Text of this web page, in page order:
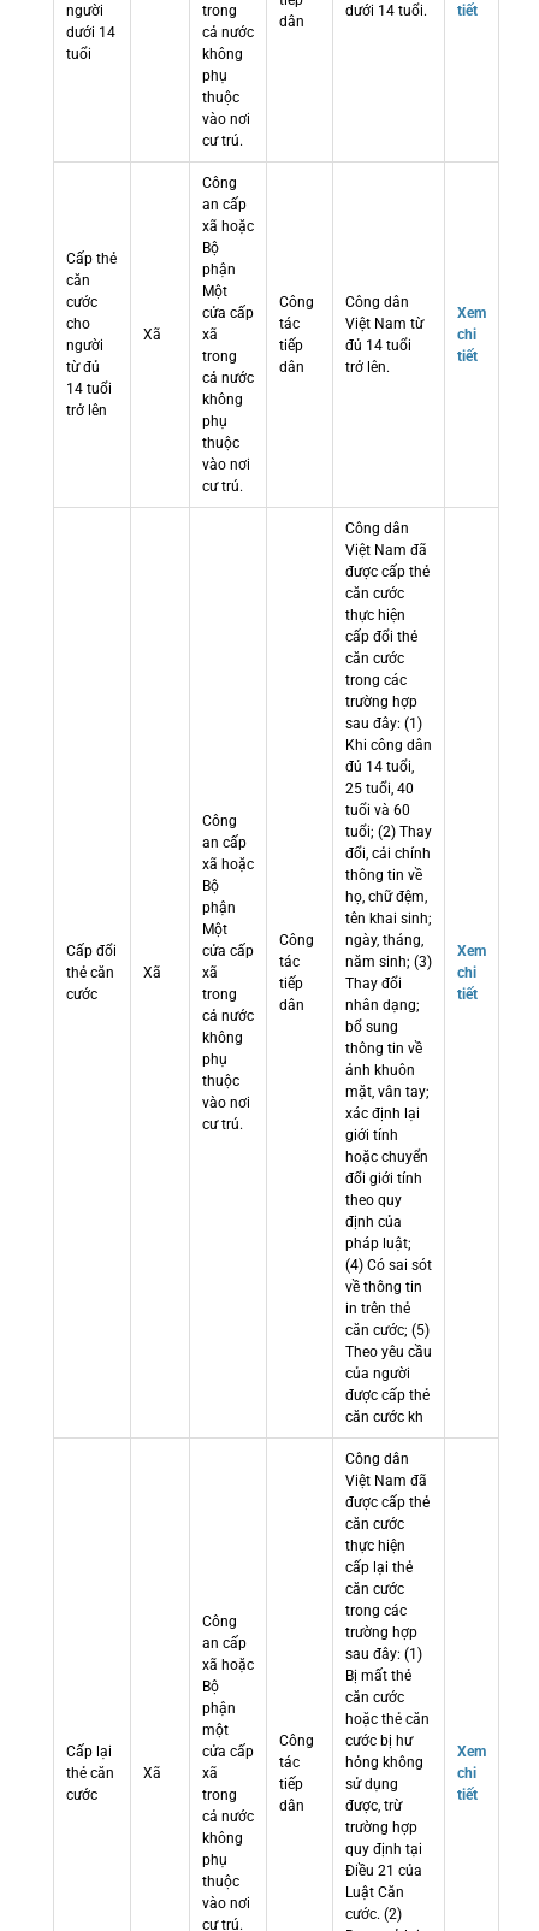
người
dưới 14
tuổi
trong
cả nước
không
phụ
thuộc
vào nơi
cư trú.
dân
dưới 14 tuổi.
tiết
Cấp thẻ
căn
cước
cho
người
từ đủ
14 tuổi
trở lên
Xã
Công
an cấp
xã hoặc
Bộ
phận
Một
cửa cấp
xã
trong
cả nước
không
phụ
thuộc
vào nơi
cư trú.
Công
tác
tiếp
dân
Công dân
Việt Nam từ
đủ 14 tuổi
trở lên.
Xem
chi
tiết
Cấp đổi
thẻ căn
cước
Xã
Công
an cấp
xã hoặc
Bộ
phận
Một
cửa cấp
xã
trong
cả nước
không
phụ
thuộc
vào nơi
cư trú.
Công
tác
tiếp
dân
Công dân
Việt Nam đã
được cấp thẻ
căn cước
thực hiện
cấp đổi thẻ
căn cước
trong các
trường hợp
sau đây: (1)
Khi công dân
đủ 14 tuổi,
25 tuổi, 40
tuổi và 60
tuổi; (2) Thay
đổi, cải chính
thông tin về
họ, chữ đệm,
tên khai sinh;
ngày, tháng,
năm sinh; (3)
Thay đổi
nhân dạng;
bổ sung
thông tin về
ảnh khuôn
mặt, vân tay;
xác định lại
giới tính
hoặc chuyển
đổi giới tính
theo quy
định của
pháp luật;
(4) Có sai sót
về thông tin
in trên thẻ
căn cước; (5)
Theo yêu cầu
của người
được cấp thẻ
căn cước kh
Xem
chi
tiết
Cấp lại
thẻ căn
cước
Xã
Công
an cấp
xã hoặc
Bộ
phận
một
cửa cấp
xã
trong
cả nước
không
phụ
thuộc
vào nơi
cư trú.
Công
tác
tiếp
dân
Công dân
Việt Nam đã
được cấp thẻ
căn cước
thực hiện
cấp lại thẻ
căn cước
trong các
trường hợp
sau đây: (1)
Bị mất thẻ
căn cước
hoặc thẻ căn
cước bị hư
hỏng không
sử dụng
được, trừ
trường hợp
quy định tại
Điều 21 của
Luật Căn
cước. (2)
Xem
chi
tiết